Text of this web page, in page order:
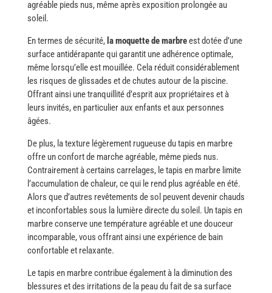
agréable pieds nus, même après exposition prolongée au
soleil.
En termes de sécurité, la moquette de marbreest dotée d’une
surface antidérapante qui garantit une adhérence optimale,
même lorsqu’elle est mouillée. Cela réduit considérablement
les risques de glissades et de chutes autour de la piscine.
Offrant ainsi une tranquillité d’esprit aux propriétaires et à
leurs invités, en particulier aux enfants et aux personnes
âgées.
De plus, la texture légèrement rugueuse du tapis en marbre
offre un confort de marche agréable, même pieds nus.
Contrairement à certains carrelages, le tapis en marbre limite
l’accumulation de chaleur, ce qui le rend plus agréable en été.
Alors que d’autres revêtements de sol peuvent devenir chauds
et inconfortables sous la lumière directe du soleil. Un tapis en
marbre conserve une température agréable et une douceur
incomparable, vous offrant ainsi une expérience de bain
confortable et relaxante.
Le tapis en marbre contribue également à la diminution des
blessures et des irritations de la peau du fait de sa surface